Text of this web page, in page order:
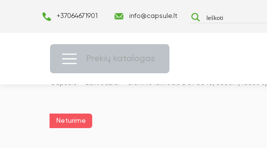
+37064671901 info@capsule.lt
Prekių katalogas
Capsulė Laikrodžiai Sieninis laikrodis Deli 8843, ø35cm, rudos
Neturime